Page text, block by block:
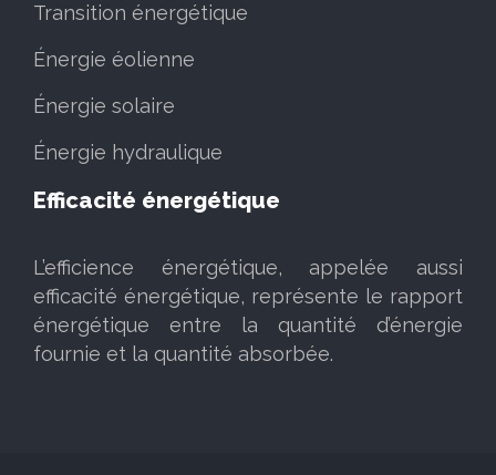
Transition énergétique
Énergie éolienne
Énergie solaire
Énergie hydraulique
Efficacité énergétique
L’efficience énergétique, appelée aussi
efficacité énergétique, représente le rapport
énergétique entre la quantité d’énergie
fournie et la quantité absorbée.